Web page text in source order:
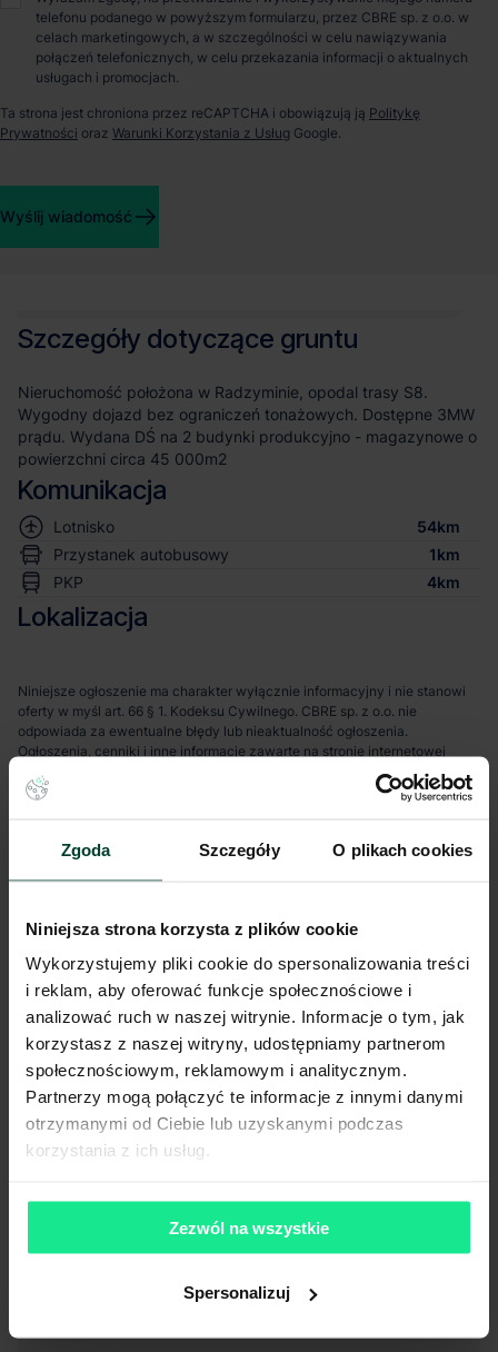
Zgoda Szczegóły O plikach cookies
Niniejsza strona korzysta z plików cookie
Wykorzystujemy pliki cookie do spersonalizowania treści
i reklam, aby oferować funkcje społecznościowe i
analizować ruch w naszej witrynie. Informacje o tym, jak
korzystasz z naszej witryny, udostępniamy partnerom
społecznościowym, reklamowym i analitycznym.
Partnerzy mogą połączyć te informacje z innymi danymi
otrzymanymi od Ciebie lub uzyskanymi podczas
korzystania z ich usług.
Zezwól na wszystkie
Spersonalizuj
Bartosz Lipski
Minimalna powierzchnia
biologicznie czynna
20%
Szczegóły dotyczące gruntu
Nieruchomość położona w Radzyminie, opodal trasy S8.
Wygodny dojazd bez ograniczeń tonażowych. Dostępne 3MW
prądu. Wydana DŚ na 2 budynki produkcyjno - magazynowe o
powierzchni circa 45 000m2
Komunikacja
Lotnisko
54km
Przystanek autobusowy
1km
PKP
4km
Lokalizacja
Niniejsze ogłoszenie ma charakter wyłącznie informacyjny i nie stanowi
oferty w myśl art. 66 § 1. Kodeksu Cywilnego. CBRE sp. z o.o. nie
odpowiada za ewentualne błędy lub nieaktualność ogłoszenia.
Ogłoszenia, cenniki i inne informacje zawarte na stronie internetowej
mogą się różnić od danych rzeczywistych. Publikacja ogłoszenia nie
gwarantuje dostępności prezentowanych nieruchomości. Weryfikacja
Potrzebujesz naszego wsparcia?
Niezależnie od tego, na jakim etapie szukania magazynu
najlepszą ofertę. Napisz do nas!
Imię i nazwisko
Nazwa firmy
Email służbowy
telefonu podanego w powyższym formularzu, przez CBRE sp. z o.o. w
celach marketingowych, a w szczególności w celu nawiązywania
połączeń telefonicznych, w celu przekazania informacji o aktualnych
usługach i promocjach.
Ta strona jest chroniona przez reCAPTCHA i obowiązują ją Politykę
Prywatności oraz Warunki Korzystania z Usług Google.
Wyślij wiadomość